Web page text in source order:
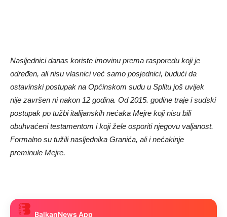
Nasljednici danas koriste imovinu prema rasporedu koji je
određen, ali nisu vlasnici već samo posjednici, budući da
ostavinski postupak na Općinskom sudu u Splitu još uvijek
nije završen ni nakon 12 godina. Od 2015. godine traje i sudski
postupak po tužbi italijanskih nećaka Mejre koji nisu bili
obuhvaćeni testamentom i koji žele osporiti njegovu valjanost.
Formalno su tužili nasljednika Granića, ali i nećakinje
preminule Mejre.
BalkanNews App